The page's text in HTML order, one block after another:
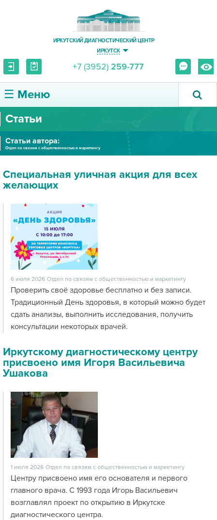
ИРКУТСКИЙ ДИАГНОСТИЧЕСКИЙ ЦЕНТР
ИРКУТСК
+7 (3952) 259-777
☰ Меню
О ЦЕНТРЕ
УСЛУГИ И ЦЕНЫ
ПРАВОВАЯ ИНФОРМАЦИЯ
Статьи
Статьи автора:
Отдел по связям с общественностью и маркетингу
Специальная уличная акция для всех
желающих
6 июля 2026 Отдел по связям с общественностью и маркетингу
Проверить своё здоровье бесплатно и без записи.
Традиционный День здоровья, в который можно будет
сдать анализы, выполнить исследования, получить
консультации некоторых врачей.
Иркутскому диагностическому центру
присвоено имя Игоря Васильевича
Ушакова
1 июля 2026 Отдел по связям с общественностью и маркетингу
Центру присвоено имя его основателя и первого
главного врача. С 1993 года Игорь Васильевич
возглавлял проект по открытию в Иркутске
диагностического центра.